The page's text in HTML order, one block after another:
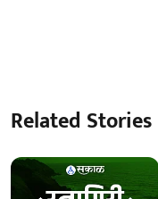
Related Stories